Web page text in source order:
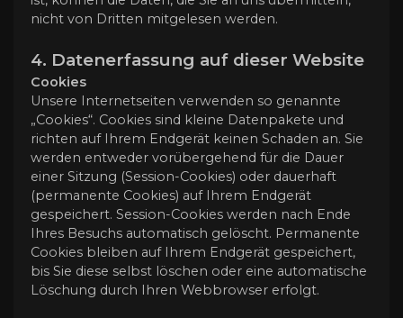
nicht von Dritten mitgelesen werden.
4. Datenerfassung auf dieser Website
Cookies
Unsere Internetseiten verwenden so genannte
„Cookies“. Cookies sind kleine Datenpakete und
richten auf Ihrem Endgerät keinen Schaden an. Sie
werden entweder vorübergehend für die Dauer
einer Sitzung (Session-Cookies) oder dauerhaft
(permanente Cookies) auf Ihrem Endgerät
gespeichert. Session-Cookies werden nach Ende
Ihres Besuchs automatisch gelöscht. Permanente
Cookies bleiben auf Ihrem Endgerät gespeichert,
bis Sie diese selbst löschen oder eine automatische
Löschung durch Ihren Webbrowser erfolgt.